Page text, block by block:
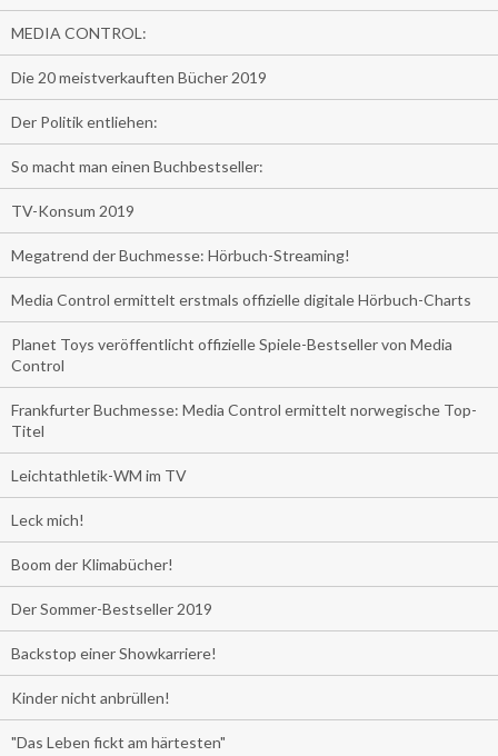
MEDIA CONTROL:
Die 20 meistverkauften Bücher 2019
Der Politik entliehen:
So macht man einen Buchbestseller:
TV-Konsum 2019
Megatrend der Buchmesse: Hörbuch-Streaming!
Media Control ermittelt erstmals offizielle digitale Hörbuch-Charts
Planet Toys veröffentlicht offizielle Spiele-Bestseller von Media
Control
Frankfurter Buchmesse: Media Control ermittelt norwegische Top-
Titel
Leichtathletik-WM im TV
Leck mich!
Boom der Klimabücher!
Der Sommer-Bestseller 2019
Backstop einer Showkarriere!
Kinder nicht anbrüllen!
"Das Leben fickt am härtesten"